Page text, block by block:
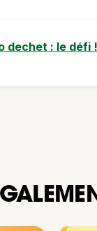
dechet : le défi !